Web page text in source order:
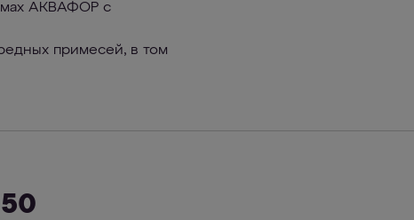
АКВАФОР с
примесей, в том